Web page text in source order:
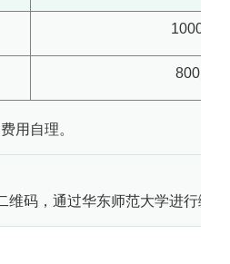
1000元
800元
用自理。
码，通过华东师范大学进行缴